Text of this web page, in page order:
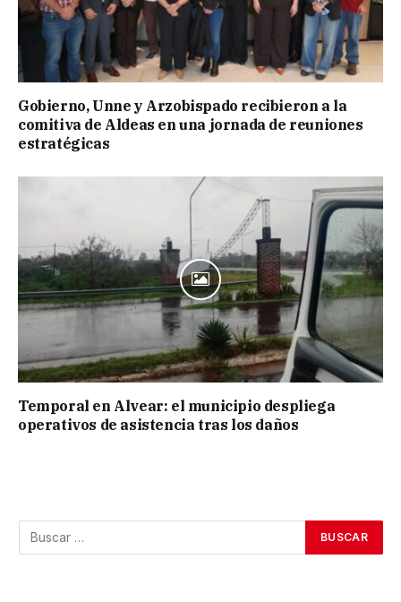
Gobierno, Unne y Arzobispado recibieron a la
comitiva de Aldeas en una jornada de reuniones
estratégicas
Temporal en Alvear: el municipio despliega
operativos de asistencia tras los daños